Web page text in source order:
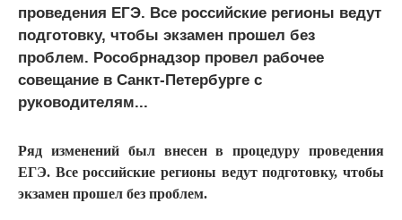
проведения ЕГЭ. Все российские регионы ведут
подготовку, чтобы экзамен прошел без
проблем. Рособрнадзор провел рабочее
совещание в Санкт-Петербурге с
руководителям...
Ряд изменений был внесен в процедуру проведения
ЕГЭ. Все российские регионы ведут подготовку, чтобы
экзамен прошел без проблем.